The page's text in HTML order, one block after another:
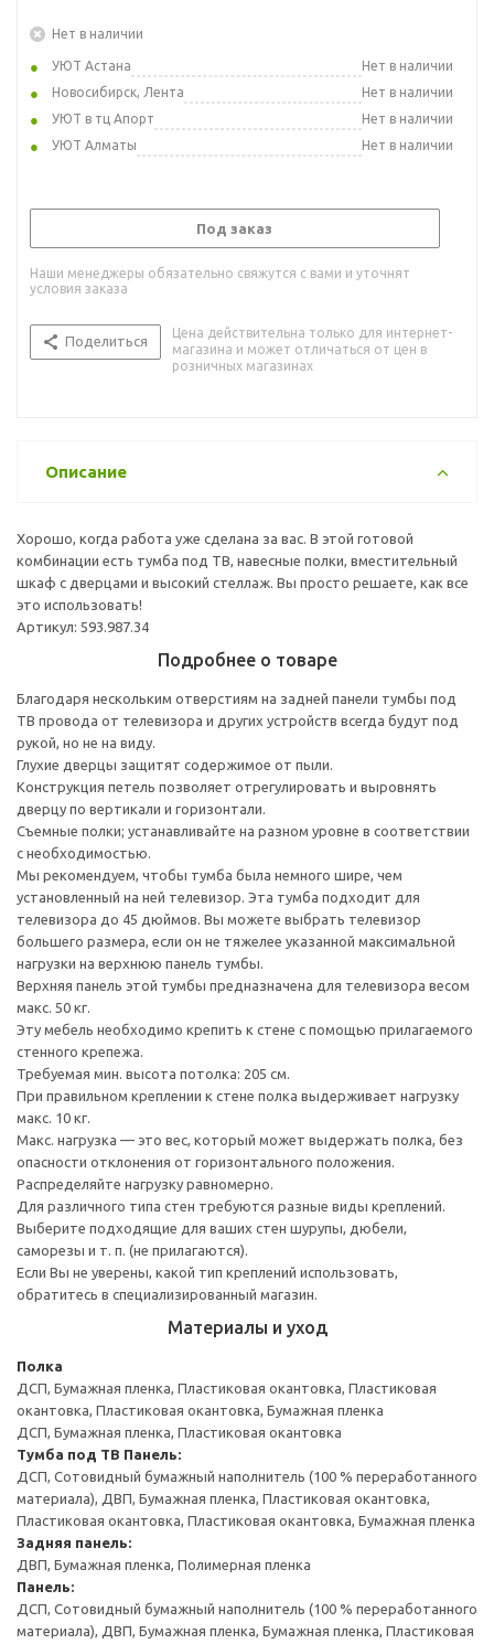
Нет в наличии
УЮТ Астана
Нет в наличии
Новосибирск, Лента
Нет в наличии
УЮТ в тц Апорт
Нет в наличии
УЮТ Алматы
Нет в наличии
Под заказ
Наши менеджеры обязательно свяжутся с вами и уточнят
условия заказа
Поделиться
Цена действительна только для интернет-
магазина и может отличаться от цен в
розничных магазинах
Описание
Хорошо, когда работа уже сделана за вас. В этой готовой
комбинации есть тумба под ТВ, навесные полки, вместительный
шкаф с дверцами и высокий стеллаж. Вы просто решаете, как все
это использовать!
Артикул: 593.987.34
Подробнее о товаре
Благодаря нескольким отверстиям на задней панели тумбы под
ТВ провода от телевизора и других устройств всегда будут под
рукой, но не на виду.
Глухие дверцы защитят содержимое от пыли.
Конструкция петель позволяет отрегулировать и выровнять
дверцу по вертикали и горизонтали.
Съемные полки; устанавливайте на разном уровне в соответствии
с необходимостью.
Мы рекомендуем, чтобы тумба была немного шире, чем
установленный на ней телевизор. Эта тумба подходит для
телевизора до 45 дюймов. Вы можете выбрать телевизор
большего размера, если он не тяжелее указанной максимальной
нагрузки на верхнюю панель тумбы.
Верхняя панель этой тумбы предназначена для телевизора весом
макс. 50 кг.
Эту мебель необходимо крепить к стене с помощью прилагаемого
стенного крепежа.
Требуемая мин. высота потолка: 205 см.
При правильном креплении к стене полка выдерживает нагрузку
макс. 10 кг.
Макс. нагрузка — это вес, который может выдержать полка, без
опасности отклонения от горизонтального положения.
Распределяйте нагрузку равномерно.
Для различного типа стен требуются разные виды креплений.
Выберите подходящие для ваших стен шурупы, дюбели,
саморезы и т. п. (не прилагаются).
Если Вы не уверены, какой тип креплений использовать,
обратитесь в специализированный магазин.
Материалы и уход
Полка
ДСП, Бумажная пленка, Пластиковая окантовка, Пластиковая
окантовка, Пластиковая окантовка, Бумажная пленка
ДСП, Бумажная пленка, Пластиковая окантовка
Тумба под ТВ Панель:
ДСП, Сотовидный бумажный наполнитель (100 % переработанного
материала), ДВП, Бумажная пленка, Пластиковая окантовка,
Пластиковая окантовка, Пластиковая окантовка, Бумажная пленка
Задняя панель:
ДВП, Бумажная пленка, Полимерная пленка
Панель:
ДСП, Сотовидный бумажный наполнитель (100 % переработанного
материала), ДВП, Бумажная пленка, Бумажная пленка, Пластиковая